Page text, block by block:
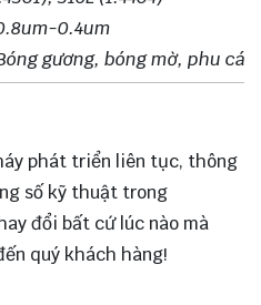
0.4um
gương, bóng mờ, phu cát
phát triển liên tục, thông
số kỹ thuật trong
đổi bất cứ lúc nào mà
quý khách hàng!